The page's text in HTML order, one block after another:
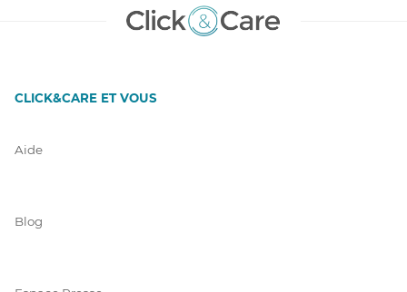
CLICK&CARE ET VOUS
Aide
Blog